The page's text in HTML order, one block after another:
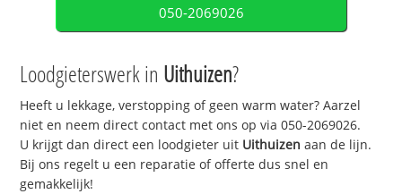
050-2069026
Loodgieterswerk in Uithuizen?
Heeft u lekkage, verstopping of geen warm water? Aarzel
niet en neem direct contact met ons op via 050-2069026.
U krijgt dan direct een loodgieter uit Uithuizen aan de lijn.
Bij ons regelt u een reparatie of offerte dus snel en
gemakkelijk!